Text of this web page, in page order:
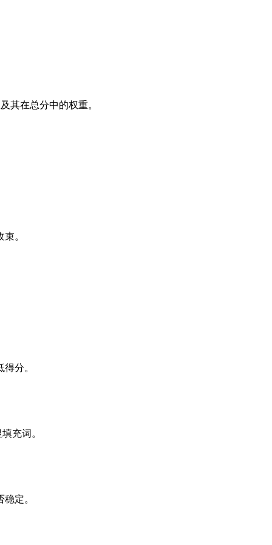
其在总分中的权重。
。
分。
充词。
定。